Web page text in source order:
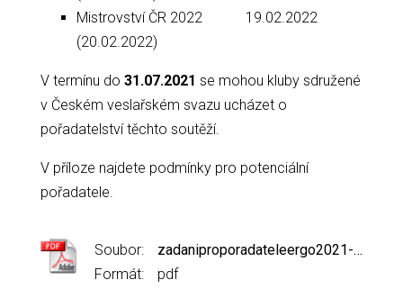
Mistrovství ČR 2022 19.02.2022
(20.02.2022)
V termínu do 31.07.2021 se mohou kluby sdružené
v Českém veslařském svazu ucházet o
pořadatelství těchto soutěží.
V příloze najdete podmínky pro potenciální
pořadatele.
Soubor:
zadaniproporadateleergo2021-2022.pdf
Formát:
pdf